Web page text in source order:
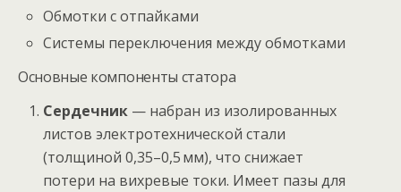
Обмотки с отпайками
Системы переключения между обмотками
Основные компоненты статора
Сердечник — набран из изолированных
листов электротехнической стали
(толщиной 0,35–0,5 мм), что снижает
потери на вихревые токи. Имеет пазы для